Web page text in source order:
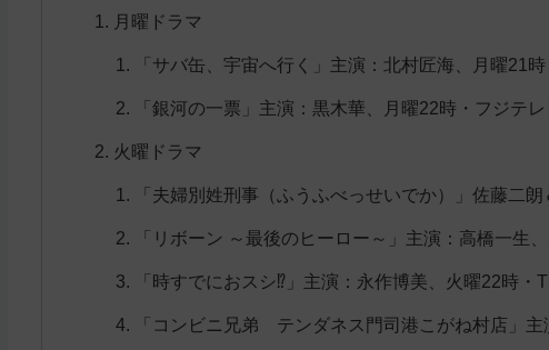
月曜ドラマ
「サバ缶、宇宙へ行く」主演：北村匠海、月曜21
「銀河の一票」主演：黒木華、月曜22時・フジテ
火曜ドラマ
「夫婦別姓刑事（ふうふべっせいでか）」佐藤二
「リボーン ～最後のヒーロー～」主演：高橋一生
「時すでにおスシ⁉」主演：永作博美、火曜22時・
「コンビニ兄弟 テンダネス門司港こがね村店」